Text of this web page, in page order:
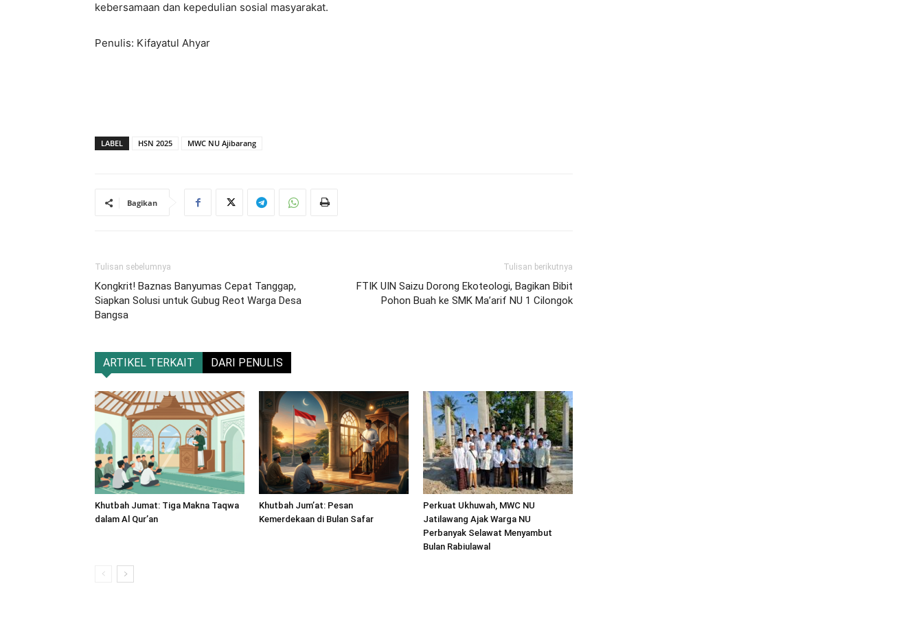
kebersamaan dan kepedulian sosial masyarakat.
Penulis: Kifayatul Ahyar
LABEL HSN 2025 MWC NU Ajibarang
Bagikan
Tulisan sebelumnya
Kongkrit! Baznas Banyumas Cepat Tanggap,
Siapkan Solusi untuk Gubug Reot Warga Desa
Bangsa
Tulisan berikutnya
FTIK UIN Saizu Dorong Ekoteologi, Bagikan Bibit
Pohon Buah ke SMK Ma’arif NU 1 Cilongok
ARTIKEL TERKAIT DARI PENULIS
Khutbah Jumat: Tiga Makna Taqwa
dalam Al Qur’an
Khutbah Jum’at: Pesan
Kemerdekaan di Bulan Safar
Perkuat Ukhuwah, MWC NU
Jatilawang Ajak Warga NU
Perbanyak Selawat Menyambut
Bulan Rabiulawal